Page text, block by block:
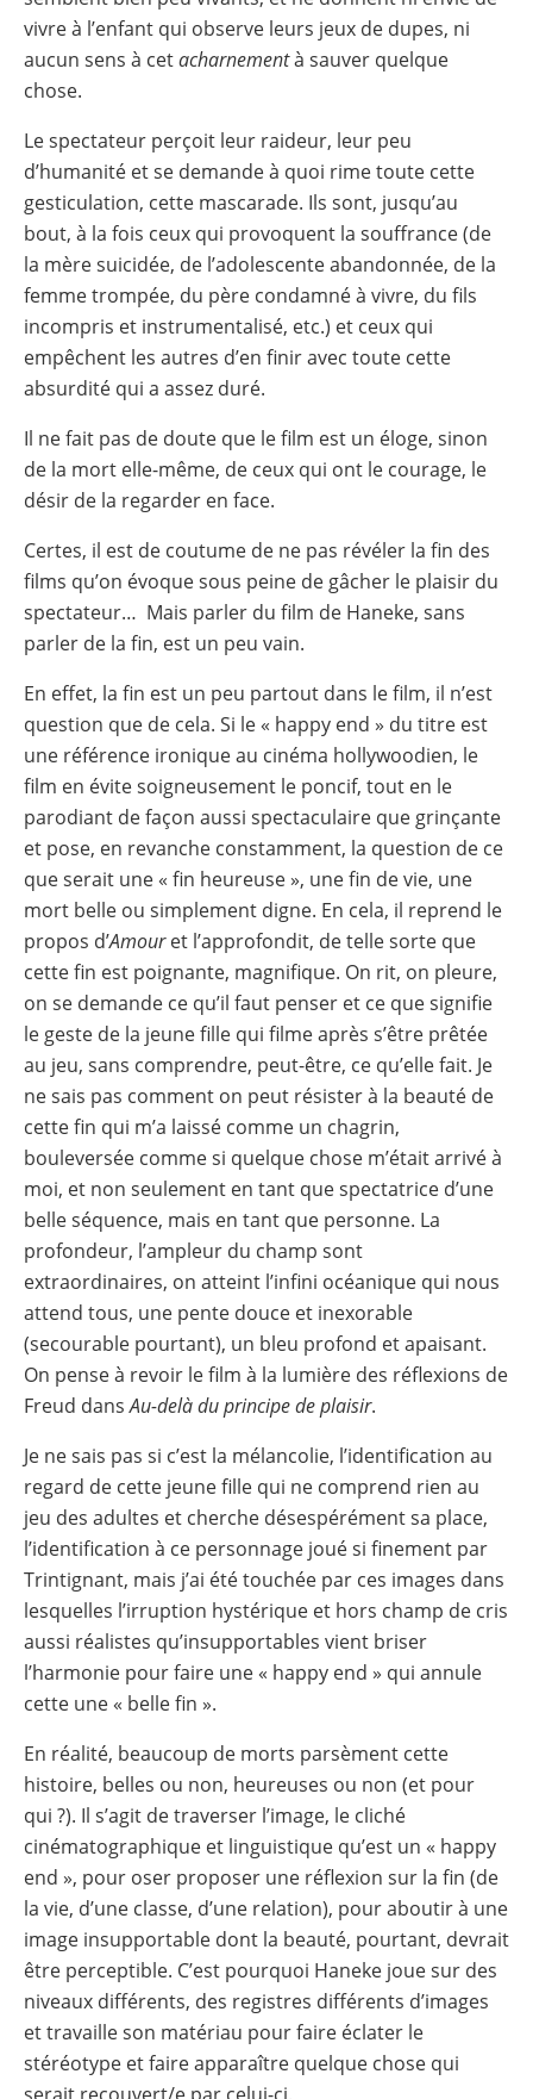
vivre à l’enfant qui observe leurs jeux de dupes, ni
aucun sens à cetacharnementà sauver quelque
chose.
Le spectateur perçoit leur raideur, leur peu
d’humanité et se demande à quoi rime toute cette
gesticulation, cette mascarade. Ils sont, jusqu’au
bout, à la fois ceux qui provoquent la souffrance (de
la mère suicidée, de l’adolescente abandonnée, de la
femme trompée, du père condamné à vivre, du fils
incompris et instrumentalisé, etc.) et ceux qui
empêchent les autres d’en finir avec toute cette
absurdité qui a assez duré.
Il ne fait pas de doute que le film est un éloge, sinon
de la mort elle-même, de ceux qui ont le courage, le
désir de la regarder en face.
Certes, il est de coutume de ne pas révéler la fin des
films qu’on évoque sous peine de gâcher le plaisir du
spectateur… Mais parler du film de Haneke, sans
parler de la fin, est un peu vain.
En effet, la fin est un peu partout dans le film, il n’est
question que de cela. Si le « happy end » du titre est
une référence ironique au cinéma hollywoodien, le
film en évite soigneusement le poncif, tout en le
parodiant de façon aussi spectaculaire que grinçante
et pose, en revanche constamment, la question de ce
que serait une « fin heureuse », une fin de vie, une
mort belle ou simplement digne. En cela, il reprend le
propos d’Amouret l’approfondit, de telle sorte que
cette fin est poignante, magnifique. On rit, on pleure,
on se demande ce qu’il faut penser et ce que signifie
le geste de la jeune fille qui filme après s’être prêtée
au jeu, sans comprendre, peut-être, ce qu’elle fait. Je
ne sais pas comment on peut résister à la beauté de
cette fin qui m’a laissé comme un chagrin,
bouleversée comme si quelque chose m’était arrivé à
moi, et non seulement en tant que spectatrice d’une
belle séquence, mais en tant que personne. La
profondeur, l’ampleur du champ sont
extraordinaires, on atteint l’infini océanique qui nous
attend tous, une pente douce et inexorable
(secourable pourtant), un bleu profond et apaisant.
On pense à revoir le film à la lumière des réflexions de
Freud dansAu-delà du principe de plaisir.
Je ne sais pas si c’est la mélancolie, l’identification au
regard de cette jeune fille qui ne comprend rien au
jeu des adultes et cherche désespérément sa place,
l’identification à ce personnage joué si finement par
Trintignant, mais j’ai été touchée par ces images dans
lesquelles l’irruption hystérique et hors champ de cris
aussi réalistes qu’insupportables vient briser
l’harmonie pour faire une « happy end » qui annule
cette une « belle fin ».
En réalité, beaucoup de morts parsèment cette
histoire, belles ou non, heureuses ou non (et pour
qui ?). Il s’agit de traverser l’image, le cliché
cinématographique et linguistique qu’est un « happy
end », pour oser proposer une réflexion sur la fin (de
la vie, d’une classe, d’une relation), pour aboutir à une
image insupportable dont la beauté, pourtant, devrait
être perceptible. C’est pourquoi Haneke joue sur des
niveaux différents, des registres différents d’images
et travaille son matériau pour faire éclater le
stéréotype et faire apparaître quelque chose qui